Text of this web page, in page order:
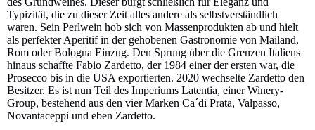
Typizität, die zu dieser Zeit alles andere als selbstverständlich
waren. Sein Perlwein hob sich von Massenprodukten ab und hielt
als perfekter Aperitif in der gehobenen Gastronomie von Mailand,
Rom oder Bologna Einzug. Den Sprung über die Grenzen Italiens
hinaus schaffte Fabio Zardetto, der 1984 einer der ersten war, die
Prosecco bis in die USA exportierten. 2020 wechselte Zardetto den
Besitzer. Es ist nun Teil des Imperiums Latentia, einer Winery-
Group, bestehend aus den vier Marken Ca´di Prata, Valpasso,
Novantaceppi und eben Zardetto.